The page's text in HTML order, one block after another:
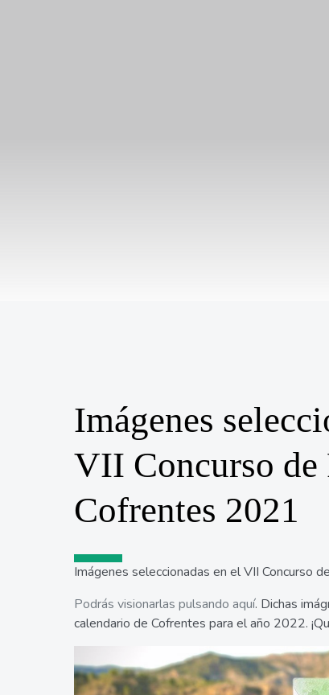
Imágenes
VII Concurso de
Cofrentes 2021
Imágenes seleccionadas en el VII Concurso
Podrás visionarlas pulsando aquí. Dichas
calendario de Cofrentes para el año 2022.